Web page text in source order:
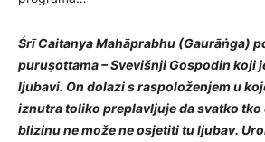
Śrī Caitanya Mahāprabhu (Gaurāṅga)
puruṣottama – Svevišnji Gospodin koji
ljubavi. On dolazi s raspoloženjem u
iznutra toliko preplavljuje da svatko tko
blizinu ne može ne osjetiti tu ljubav.